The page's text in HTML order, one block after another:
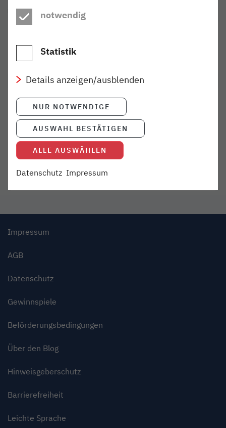
KONTAKT
(040) 303 977-300
presse@nordbahn.de
DIGITALE PRESSEMAPPE
Hier finden Sie aktuelle
Basisinformationen zum
Unternehmen.
Mehr- Download als PDF
Link öffnet in neuem Fenster
Impressum
AGB
Datenschutz
Gewinnspiele
Beförderungsbedingungen
Über den Blog
Hinweisgeberschutz
Barrierefreiheit
Leichte Sprache
Datenschutzhinweisen
notwendig
Statistik
Details anzeigen/ausblenden
NUR NOTWENDIGE
AUSWAHL BESTÄTIGEN
ALLE AUSWÄHLEN
Datenschutz Impressum